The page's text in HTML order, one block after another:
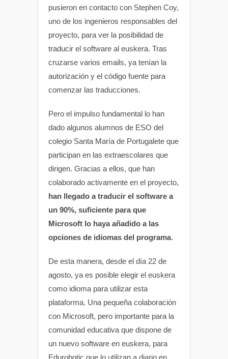
pusieron en contacto con Stephen Coy,
uno de los ingenieros responsables del
proyecto, para ver la posibilidad de
traducir el software al euskera. Tras
cruzarse varios emails, ya tenían la
autorización y el código fuente para
comenzar las traducciones.
Pero el impulso fundamental lo han
dado algunos alumnos de ESO del
colegio Santa María de Portugalete que
participan en las extraescolares que
dirigen. Gracias a ellos, que han
colaborado activamente en el proyecto,
han llegado a traducir el software a
un 90%, suficiente para que
Microsoft lo haya añadido a las
opciones de idiomas del programa.
De esta manera, desde el día 22 de
agosto, ya es posible elegir el euskera
como idioma para utilizar esta
plataforma. Una pequeña colaboración
con Microsoft, pero importante para la
comunidad educativa que dispone de
un nuevo software en euskera, para